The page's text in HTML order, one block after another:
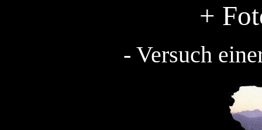
+
- Versuch